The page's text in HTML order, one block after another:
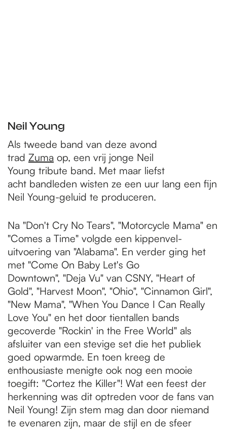
Neil Young
Als tweede band van deze avond
trad Zuma op, een vrij jonge Neil
Young tribute band. Met maar liefst
acht bandleden wisten ze een uur lang een fijn
Neil Young-geluid te produceren.
Na "Don't Cry No Tears", "Motorcycle Mama" en
"Comes a Time" volgde een kippenvel-
uitvoering van "Alabama". En verder ging het
met "Come On Baby Let's Go
Downtown", "Deja Vu" van CSNY, "Heart of
Gold", "Harvest Moon", "Ohio", "Cinnamon Girl",
"New Mama", "When You Dance I Can Really
Love You" en het door tientallen bands
gecoverde "Rockin' in the Free World" als
afsluiter van een stevige set die het publiek
goed opwarmde. En toen kreeg de
enthousiaste menigte ook nog een mooie
toegift: "Cortez the Killer"! Wat een feest der
herkenning was dit optreden voor de fans van
Neil Young! Zijn stem mag dan door niemand
te evenaren zijn, maar de stijl en de sfeer